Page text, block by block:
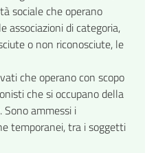
sociale che operano
associazioni di categoria,
o non riconosciute, le
che operano con scopo
che si occupano della
ammessi i
temporanei, tra i soggetti